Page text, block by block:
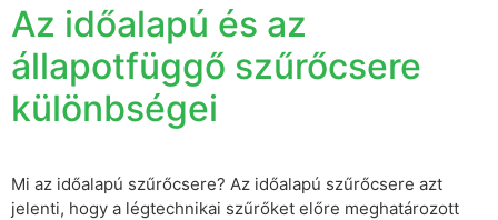
Az időalapú és az
állapotfüggő szűrőcsere
különbségei
Mi az időalapú szűrőcsere? Az időalapú szűrőcsere azt
jelenti, hogy a légtechnikai szűrőket előre meghatározott